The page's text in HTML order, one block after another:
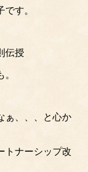
す。
伝授
ぁ、、、と心か
トナーシップ改